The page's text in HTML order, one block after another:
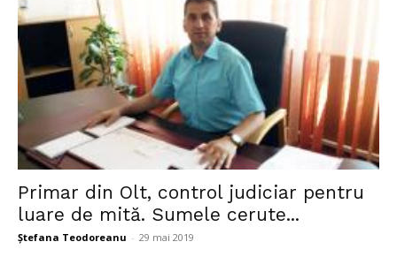
Primar din Olt, control judiciar pentru
luare de mită. Sumele cerute...
Ștefana Teodoreanu - 29 mai 2019